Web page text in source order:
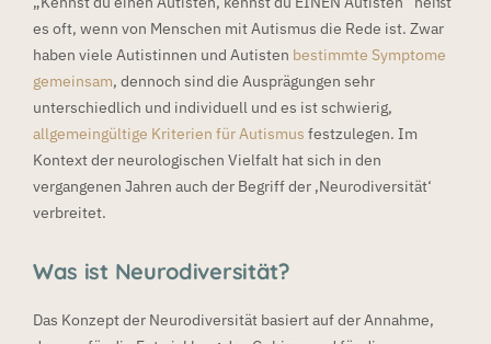
es oft, wenn von Menschen mit Autismus die Rede ist. Zwar
haben viele Autistinnen und Autisten bestimmte Symptome
gemeinsam, dennoch sind die Ausprägungen sehr
unterschiedlich und individuell und es ist schwierig,
allgemeingültige Kriterien für Autismus festzulegen. Im
Kontext der neurologischen Vielfalt hat sich in den
vergangenen Jahren auch der Begriff der ‚Neurodiversität‘
verbreitet.
Was ist Neurodiversität?
Das Konzept der Neurodiversität basiert auf der Annahme,